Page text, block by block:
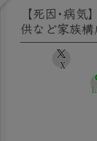
【死因･病
供など家族構
X